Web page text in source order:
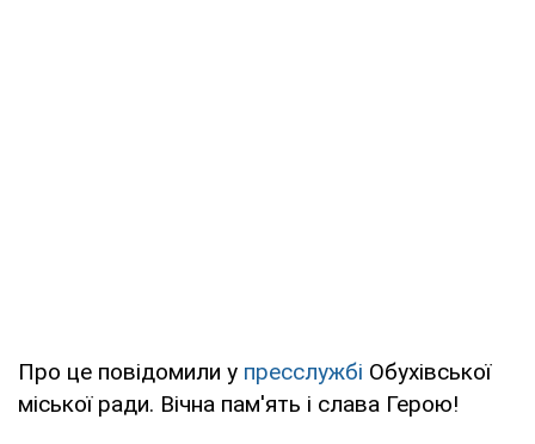
Про це повідомили у пресслужбі Обухівської
міської ради. Вічна пам'ять і слава Герою!